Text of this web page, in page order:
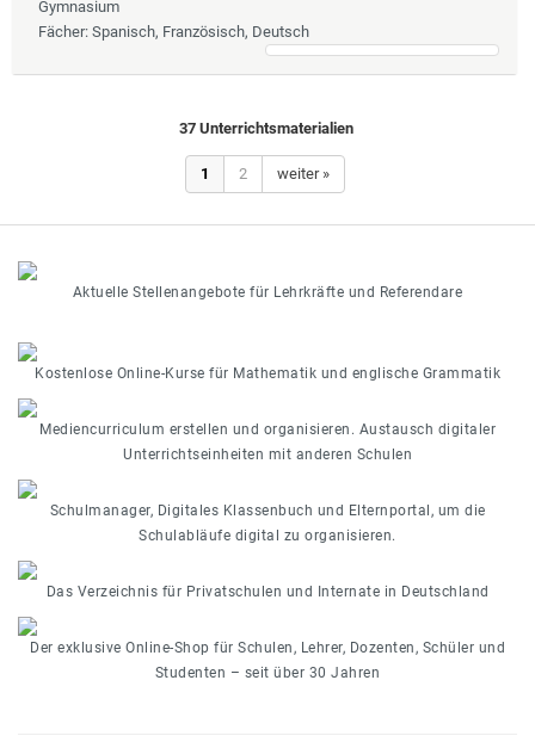
Gymnasium
Fächer: Spanisch, Französisch, Deutsch
37 Unterrichtsmaterialien
1 2 weiter »
Aktuelle Stellenangebote für Lehrkräfte und Referendare
Kostenlose Online-Kurse für Mathematik und englische Grammatik
Mediencurriculum erstellen und organisieren. Austausch digitaler
Unterrichtseinheiten mit anderen Schulen
Schulmanager, Digitales Klassenbuch und Elternportal, um die
Schulabläufe digital zu organisieren.
Das Verzeichnis für Privatschulen und Internate in Deutschland
Der exklusive Online-Shop für Schulen, Lehrer, Dozenten, Schüler und
Studenten – seit über 30 Jahren